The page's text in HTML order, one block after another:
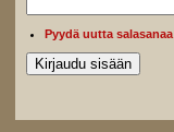
Pyydä uutta salasanaa